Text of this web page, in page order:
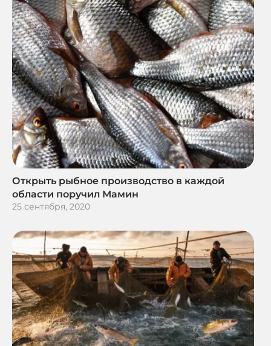
Открыть рыбное производство в каждой
области поручил Мамин
25 сентября, 2020